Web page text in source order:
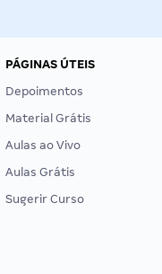
PÁGINAS ÚTEIS
Depoimentos
Material Grátis
Aulas ao Vivo
Aulas Grátis
Sugerir Curso